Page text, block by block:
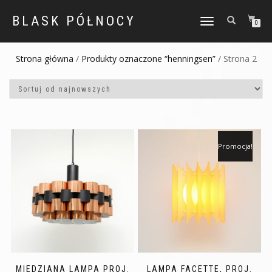
BLASK PÓŁNOCY
TOGGLE
0
Strona główna / Produkty oznaczone “henningsen”/ Strona 2
MIEDZIANA LAMPA PROJ. LAMPA FACETTE, PROJ.
Promocja!